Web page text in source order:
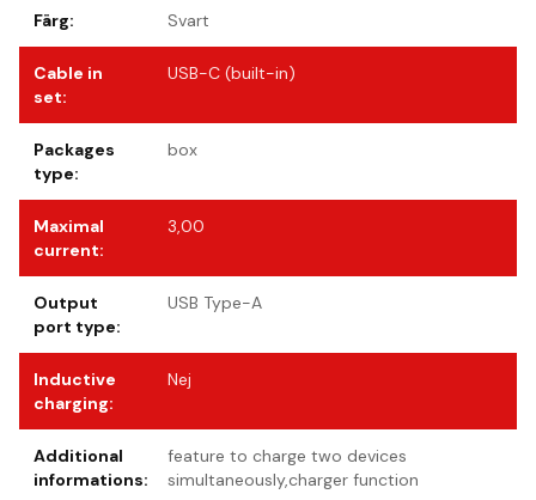
Färg: Svart
Cable in
set:
USB-C (built-in)
Packages
type:
box
Maximal
current:
3,00
Output
port type:
USB Type-A
Inductive
charging:
Nej
Additional
informations:
feature to charge two devices
simultaneously,charger function